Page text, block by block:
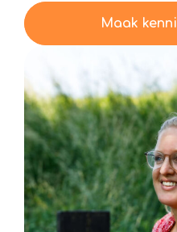
Maak